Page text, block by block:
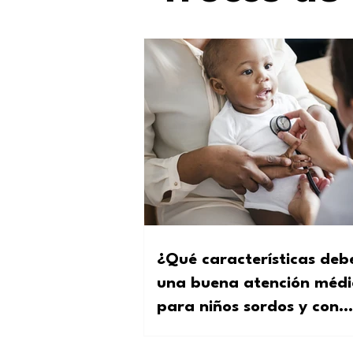
¿Qué características
una buena atención
para niños sordos y con